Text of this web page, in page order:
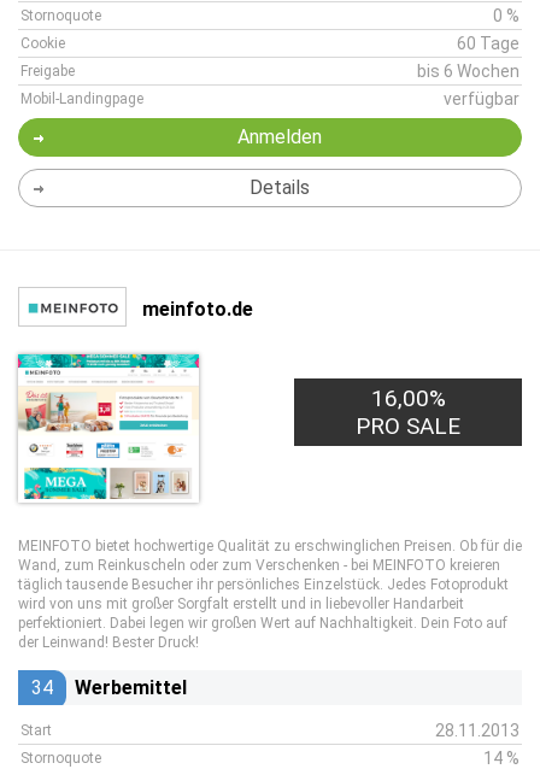
Stornoquote 0 %
Cookie 60 Tage
Freigabe bis 6 Wochen
Mobil-Landingpage verfügbar
Anmelden
Details
meinfoto.de
16,00%
PRO SALE
MEINFOTO bietet hochwertige Qualität zu erschwinglichen Preisen. Ob für die
Wand, zum Reinkuscheln oder zum Verschenken - bei MEINFOTO kreieren
täglich tausende Besucher ihr persönliches Einzelstück. Jedes Fotoprodukt
wird von uns mit großer Sorgfalt erstellt und in liebevoller Handarbeit
perfektioniert. Dabei legen wir großen Wert auf Nachhaltigkeit. Dein Foto auf
der Leinwand! Bester Druck!
34 Werbemittel
Start 28.11.2013
Stornoquote 14 %